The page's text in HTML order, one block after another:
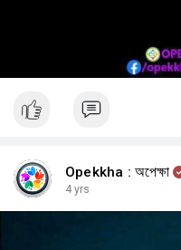
Opekkha : অপেক্ষা
4 yrs